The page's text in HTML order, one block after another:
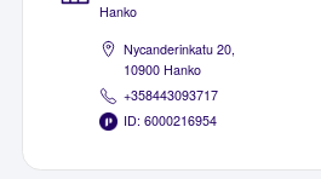
Hanko
Nycanderinkatu 20,
10900 Hanko
+358443093717
ID: 6000216954